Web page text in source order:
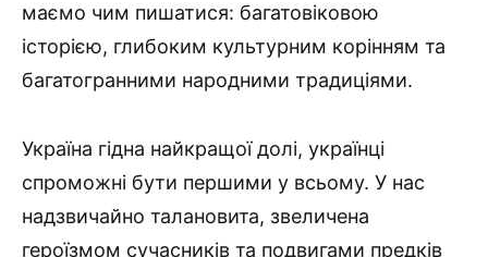
маємо чим пишатися: багатовіковою
історією, глибоким культурним корінням та
багатогранними народними традиціями.
Україна гідна найкращої долі, українці
спроможні бути першими у всьому. У нас
надзвичайно талановита, звеличена
героїзмом сучасників та подвигами предків